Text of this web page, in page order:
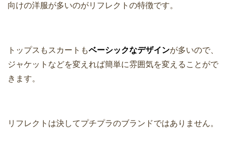
向けの洋服が多いのがリフレクトの特徴です。
トップスもスカートもベーシックなデザインが多いので、
ジャケットなどを変えれば簡単に雰囲気を変えることがで
きます。
リフレクトは決してプチプラのブランドではありません。